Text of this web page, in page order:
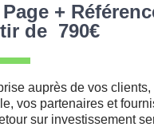
+
de 790€
auprès de vos
vos partenaires et
sur investissement